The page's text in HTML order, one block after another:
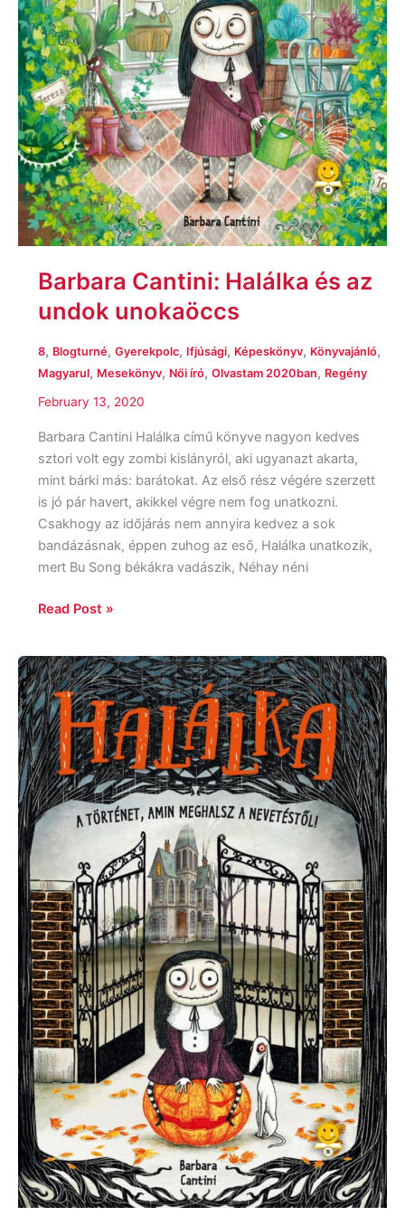
Barbara Cantini: Halálka és az
undok unokaöccs
8, Blogturné, Gyerekpolc, Ifjúsági, Képeskönyv, Könyvajánló,
Magyarul, Mesekönyv, Női író, Olvastam 2020ban, Regény
February 13, 2020
Barbara Cantini Halálka című könyve nagyon kedves
sztori volt egy zombi kislányról, aki ugyanazt akarta,
mint bárki más: barátokat. Az első rész végére szerzett
is jó pár havert, akikkel végre nem fog unatkozni.
Csakhogy az időjárás nem annyira kedvez a sok
bandázásnak, éppen zuhog az eső, Halálka unatkozik,
mert Bu Song békákra vadászik, Néhay néni
Read Post »
Barbara
Cantini:
Halálka